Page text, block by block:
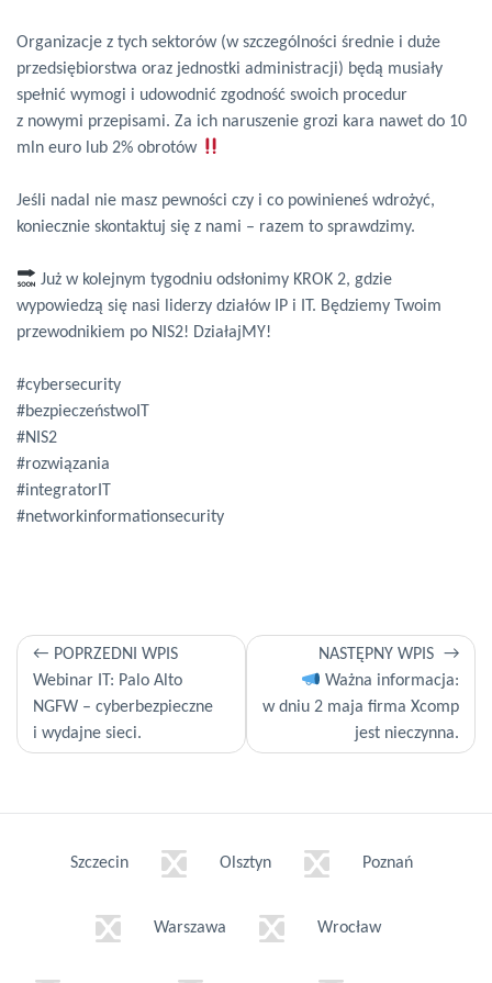
Organizacje z tych sektorów (w szczególności średnie i duże
przedsiębiorstwa oraz jednostki administracji) będą musiały
spełnić wymogi i udowodnić zgodność swoich procedur
z nowymi przepisami. Za ich naruszenie grozi kara nawet do 10
mln euro lub 2% obrotów
Jeśli nadal nie masz pewności czy i co powinieneś wdrożyć,
koniecznie skontaktuj się z nami – razem to sprawdzimy.
Już w kolejnym tygodniu odsłonimy KROK 2, gdzie
wypowiedzą się nasi liderzy działów IP i IT. Będziemy Twoim
przewodnikiem po NIS2! DziałajMY!
#cybersecurity
#bezpieczeństwoIT
#NIS2
#rozwiązania
#integratorIT
#networkinformationsecurity
Nawigacja
wpisu
POPRZEDNI WPIS
Webinar IT: Palo Alto
NGFW – cyberbezpieczne
i wydajne sieci.
NASTĘPNY WPIS
Ważna informacja:
w dniu 2 maja firma Xcomp
jest nieczynna.
Szczecin Olsztyn Poznań
Warszawa Wrocław